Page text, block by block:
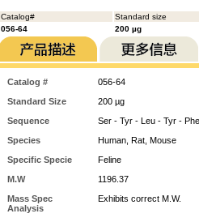
Catalog#
Standard size
056-64
200 µg
Catalog #
056-64
Standard Size
200 µg
Sequence
Ser - Tyr - Leu - Tyr -
Species
Human, Rat, Mouse
Specific Specie
Feline
M.W
1196.37
Mass Spec
Analysis
Exhibits correct M.W.